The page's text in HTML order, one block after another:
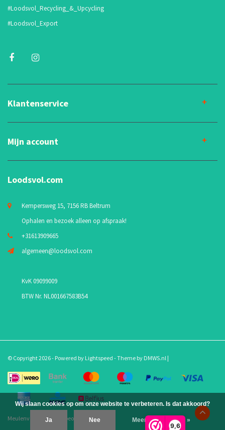
9,6
#Loodsvol_Recycling_&_Upcycling
#Loodsvol_Export
Klantenservice
Mijn account
Loodsvol.com
Kempersweg 15, 7156 RB Beltrum
Ophalen en bezoek alleen op afspraak!
+31613909665
algemeen@loodsvol.com
KvK 09099009
BTW Nr. NL001667583B54
© Copyright 2026 - Powered by Lightspeed - Theme by DMWS.nl |
Meulenveld.com beoordelingen op
Wij slaan cookies op om onze website te verbeteren. Is dat akkoord?
Ja Nee Meer over cookies »